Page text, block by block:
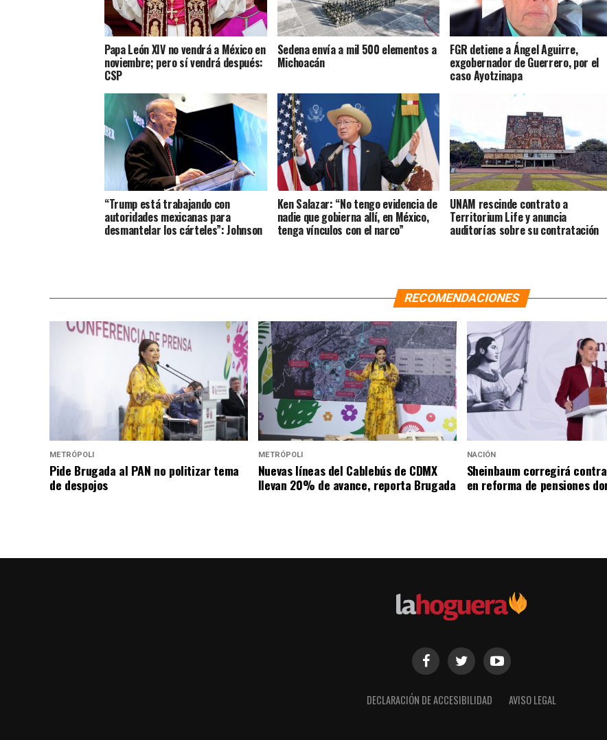
Papa León XIV no vendrá a México en
noviembre; pero sí vendrá después:
CSP
Sedena envía a mil 500 elementos a
Michoacán
FGR detiene a Ángel Aguirre,
exgobernador de Guerrero, por el
caso Ayotzinapa
“Trump está trabajando con
autoridades mexicanas para
desmantelar los cárteles”: Johnson
Ken Salazar: “No tengo evidencia de
nadie que gobierna allí, en México,
tenga vínculos con el narco”
UNAM rescinde contrato a
Territorium Life y anuncia
auditorías sobre su contratación
RECOMENDACIONES
METRÓPOLI
Pide Brugada al PAN no politizar tema
de despojos
METRÓPOLI
Nuevas líneas del Cablebús de CDMX
llevan 20% de avance, reporta Brugada
NACIÓN
Sheinbaum corregirá
en reforma de pensiones
DECLARACIÓN DE ACCESIBILIDAD AVISO LEGAL